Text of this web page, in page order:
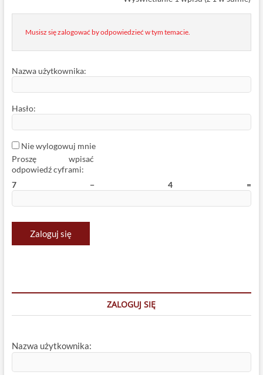
Musisz się zalogować by odpowiedzieć w tym temacie.
Nazwa użytkownika:
Hasło:
Nie wylogowuj mnie
Proszę wpisać
odpowiedź cyframi:
7 − 4 =
Zaloguj się
ZALOGUJ SIĘ
Nazwa użytkownika: